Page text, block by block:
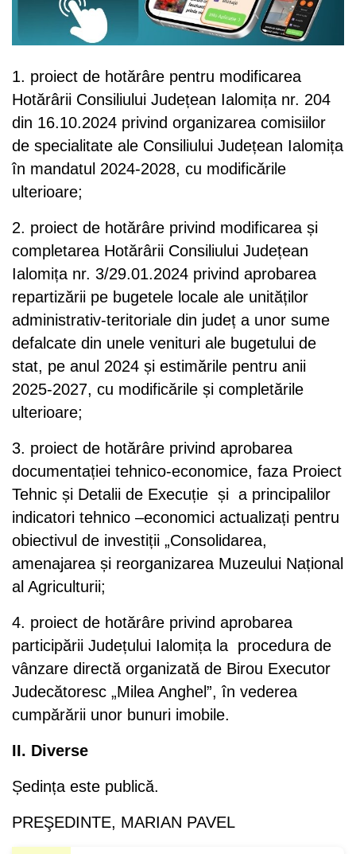
1. proiect de hotărâre pentru modificarea
Hotărârii Consiliului Județean Ialomița nr. 204
din 16.10.2024 privind organizarea comisiilor
de specialitate ale Consiliului Județean Ialomița
în mandatul 2024-2028, cu modificările
ulterioare;
2. proiect de hotărâre privind modificarea și
completarea Hotărârii Consiliului Județean
Ialomița nr. 3/29.01.2024 privind aprobarea
repartizării pe bugetele locale ale unităților
administrativ-teritoriale din județ a unor sume
defalcate din unele venituri ale bugetului de
stat, pe anul 2024 și estimările pentru anii
2025-2027, cu modificările și completările
ulterioare;
3. proiect de hotărâre privind aprobarea
documentației tehnico-economice, faza Proiect
Tehnic și Detalii de Execuție și a principalilor
indicatori tehnico –economici actualizați pentru
obiectivul de investiții „Consolidarea,
amenajarea și reorganizarea Muzeului Național
al Agriculturii;
4. proiect de hotărâre privind aprobarea
participării Județului Ialomița la procedura de
vânzare directă organizată de Birou Executor
Judecătoresc „Milea Anghel”, în vederea
cumpărării unor bunuri imobile.
II. Diverse
Ședința este publică.
PREŞEDINTE, MARIAN PAVEL